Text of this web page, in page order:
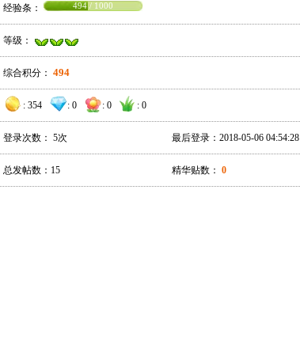
经验条： 494 / 1000
等级：
综合积分： 494
: 354 : 0 : 0 : 0
登录次数： 5次 最后登录：2018-05-06 04:54:28
总发帖数：15 精华贴数： 0